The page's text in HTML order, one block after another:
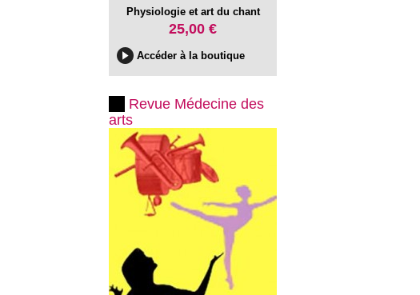
Physiologie et art du chant
25,00 €
Accéder à la boutique
Revue Médecine des
arts